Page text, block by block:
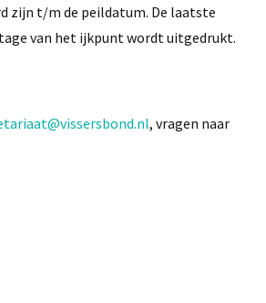
zijn t/m de peildatum. De laatste
van het ijkpunt wordt uitgedrukt.
, vragen naar